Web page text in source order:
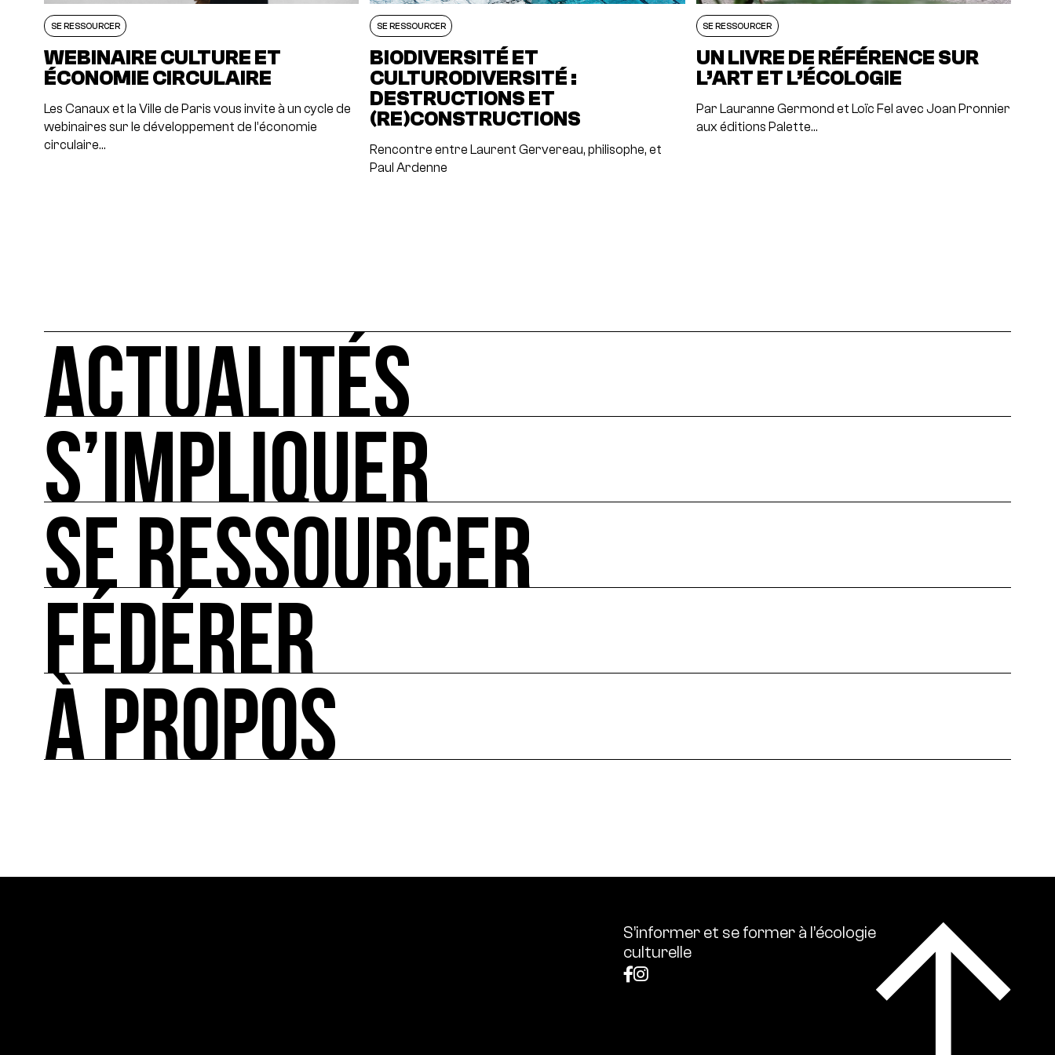
SE RESSOURCER
WEBINAIRE CULTURE ET
ÉCONOMIE CIRCULAIRE
Les Canaux et la Ville de Paris vous invite à un cycle de
webinaires sur le développement de l’économie
circulaire…
SE RESSOURCER
BIODIVERSITÉ ET
CULTURODIVERSITÉ :
DESTRUCTIONS ET
(RE)CONSTRUCTIONS
Rencontre entre Laurent Gervereau, philisophe, et
Paul Ardenne
SE RESSOURCER
UN LIVRE DE RÉFÉRENCE SUR
L’ART ET L’ÉCOLOGIE
Par Lauranne Germond et Loïc Fel avec Joan Pronnier
aux éditions Palette…
ACTUALITÉS
ACTUALITÉS
L'actualité française et internationale des rendez-vous de l'art et de l'écologie : manifestations, appels à projets, rencontres...
S’IMPLIQUER
S’IMPLIQUER
Les bonnes pratiques, guides et outils pour réduire ses impacts.
SE RESSOURCER
SE RESSOURCER
Les ressources théoriques et inspirantes sur les enjeux croisés culture et écologie.
FÉDÉRER
FÉDÉRER
Le répertoire des acteurs de l’écologie culturelle en France et dans le monde.
À PROPOS
S’informer et se former à l’écologie
culturelle